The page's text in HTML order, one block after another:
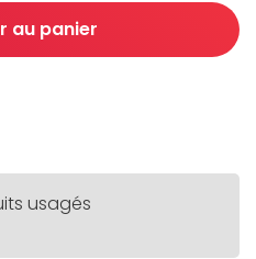
au panier
usagés